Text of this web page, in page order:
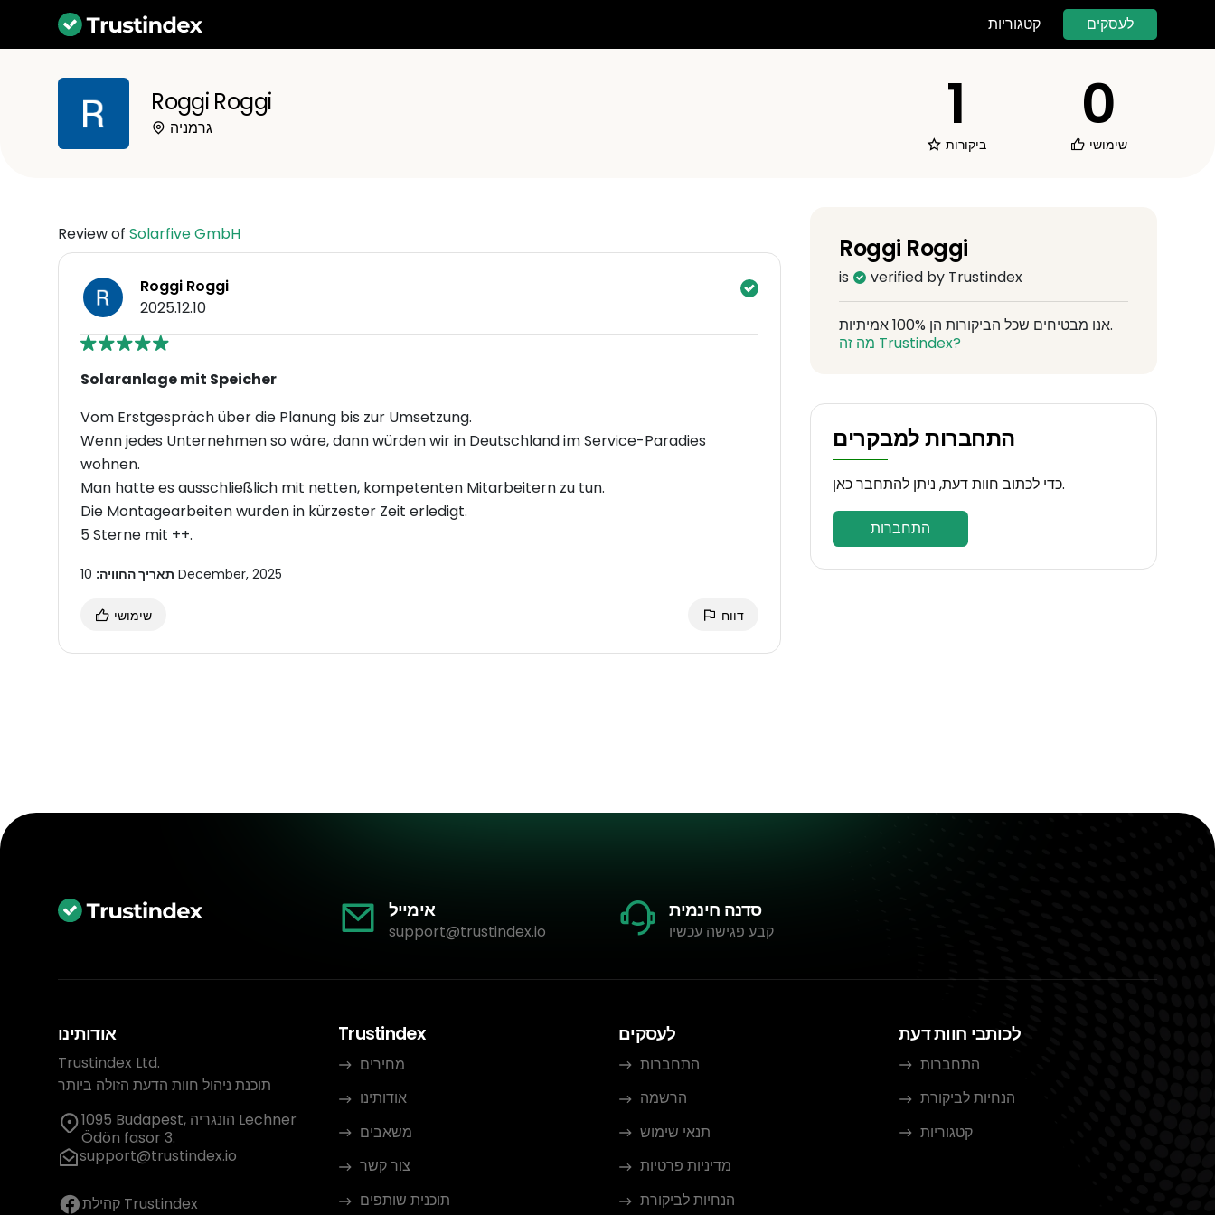
קטגוריות לעסקים
Roggi Roggi
גרמניה 1
ביקורות
0
שימושי
Review of Solarfive GmbH
Roggi Roggi
2025.12.10
Solaranlage mit Speicher
Vom Erstgespräch über die Planung bis zur Umsetzung.
Wenn jedes Unternehmen so wäre, dann würden wir in Deutschland im Service-Paradies
wohnen.
Man hatte es ausschließlich mit netten, kompetenten Mitarbeitern zu tun.
Die Montagearbeiten wurden in kürzester Zeit erledigt.
5 Sterne mit ++.
תאריך החוויה: 10 December, 2025
שימושי דווח
Roggi Roggi
is verified by Trustindex
אנו מבטיחים שכל הביקורות הן 100% אמיתיות.
מה זה Trustindex?
התחברות למבקרים
כדי לכתוב חוות דעת, ניתן להתחבר כאן.
התחברות
אימייל
support@trustindex.io
סדנה חינמית
קבע פגישה עכשיו
אודותינו
Trustindex Ltd.
תוכנת ניהול חוות הדעת הזולה ביותר
1095 Budapest, הונגריה Lechner
Ödön fasor 3.
support@trustindex.io
קהילת Trustindex
Trustindex
מחירים
אודותינו
משאבים
צור קשר
תוכנית שותפים
לעסקים
התחברות
הרשמה
תנאי שימוש
מדיניות פרטיות
הנחיות לביקורת
לכותבי חוות דעת
התחברות
הנחיות לביקורת
קטגוריות